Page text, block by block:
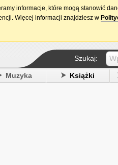
15. urodziny
Szukaj:
Muzyka Książki
informacje, które mogą stanowić
Więcej informacji znajdziesz w